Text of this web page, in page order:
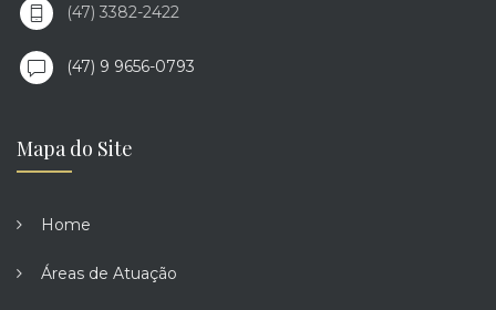
(47) 3382-2422
(47) 9 9656-0793
Mapa do Site
Home
Áreas de Atuação